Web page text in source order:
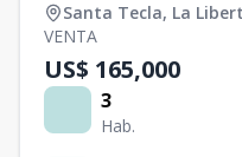
Santa Tecla, La
VENTA
US$ 165,000
3
Hab.